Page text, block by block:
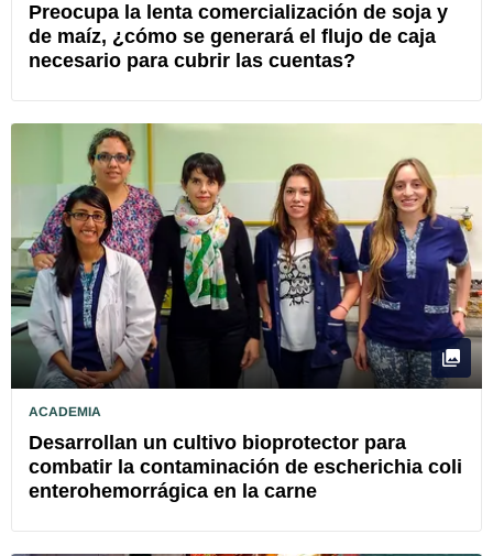
Preocupa la lenta comercialización de soja y
de maíz, ¿cómo se generará el flujo de caja
necesario para cubrir las cuentas?
ACADEMIA
Desarrollan un cultivo bioprotector para
combatir la contaminación de escherichia coli
enterohemorrágica en la carne